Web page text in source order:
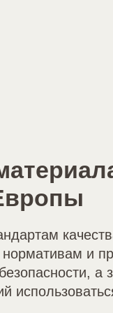
нормативам и
а